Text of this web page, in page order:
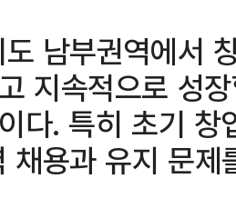
남부권역에서
지속적으로 성
다. 특히 초기
채용과 유지 문